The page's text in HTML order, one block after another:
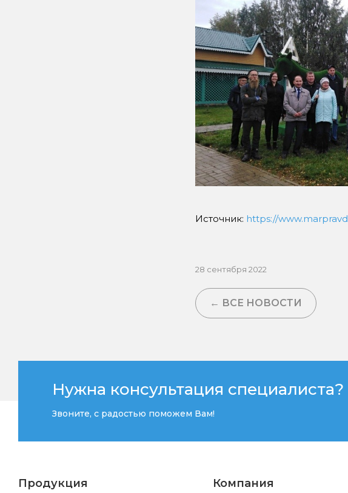
Источник: https://
28 сентября 2022
← ВСЕ НОВОСТИ
Нужна консультация специалиста?
Звоните, с радостью поможем Вам!
Продукция Компания